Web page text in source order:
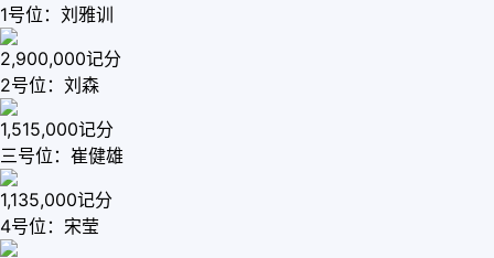
1号位：刘雅训
2,900,000记分
2号位：刘森
1,515,000记分
三号位：崔健雄
1,135,000记分
4号位：宋莹